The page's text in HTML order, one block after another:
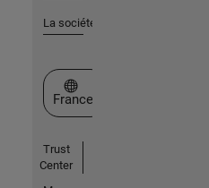
La société
Sélectionner un site web
France
Trust
Center